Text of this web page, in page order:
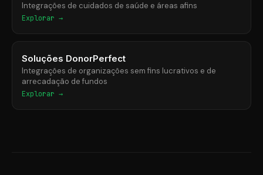
Integrações de cuidados de saúde e áreas afins
Explorar →
Soluções DonorPerfect
Integrações de organizações sem fins lucrativos e de
arrecadação de fundos
Explorar →